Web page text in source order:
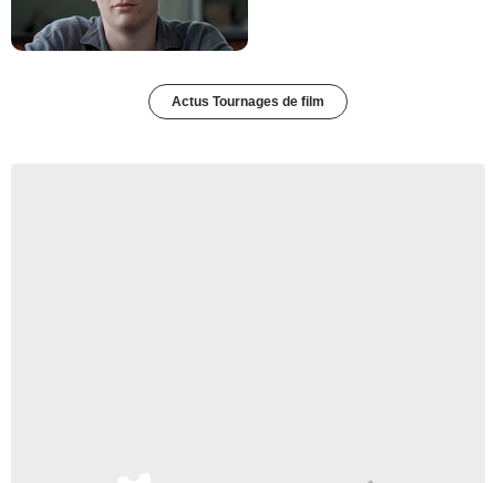
Actus Tournages de film